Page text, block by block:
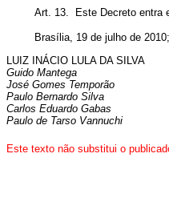
Art. 13. Este Decreto entra
Brasília, 19 de julho de
LUIZ INÁCIO LULA DA SILVA
Guido Mantega
José Gomes Temporão
Paulo Bernardo Silva
Carlos Eduardo Gabas
Paulo de Tarso Vannuchi
Este texto não substitui o